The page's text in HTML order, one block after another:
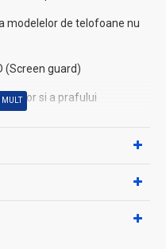
modelelor de telofoane nu
(Screen guard)
si a prafului
prezinta urme de grasime,